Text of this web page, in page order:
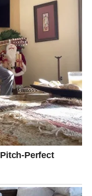
životom. Više
vaše odluke.
će vam mir i
svojim osjećajima.
ljudima i pravim